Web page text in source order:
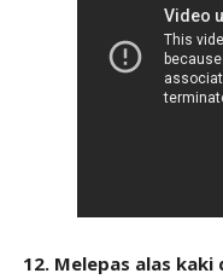
12. Melepas alas